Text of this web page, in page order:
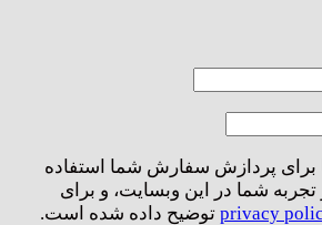
پردازش سفارش شما استفاده
شما در این وبسایت، و برای
privacy توضیح داده شده است.